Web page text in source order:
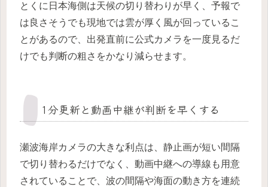
とくに日本海側は天候の切り替わりが早く、予報で
は良さそうでも現地では雲が厚く風が回っているこ
とがあるので、出発直前に公式カメラを一度見るだ
けでも判断の粗さをかなり減らせます。
1分更新と動画中継が判断を早くする
瀬波海岸カメラの大きな利点は、静止画が短い間隔
で切り替わるだけでなく、動画中継への導線も用意
されていることで、波の間隔や海面の動き方を連続